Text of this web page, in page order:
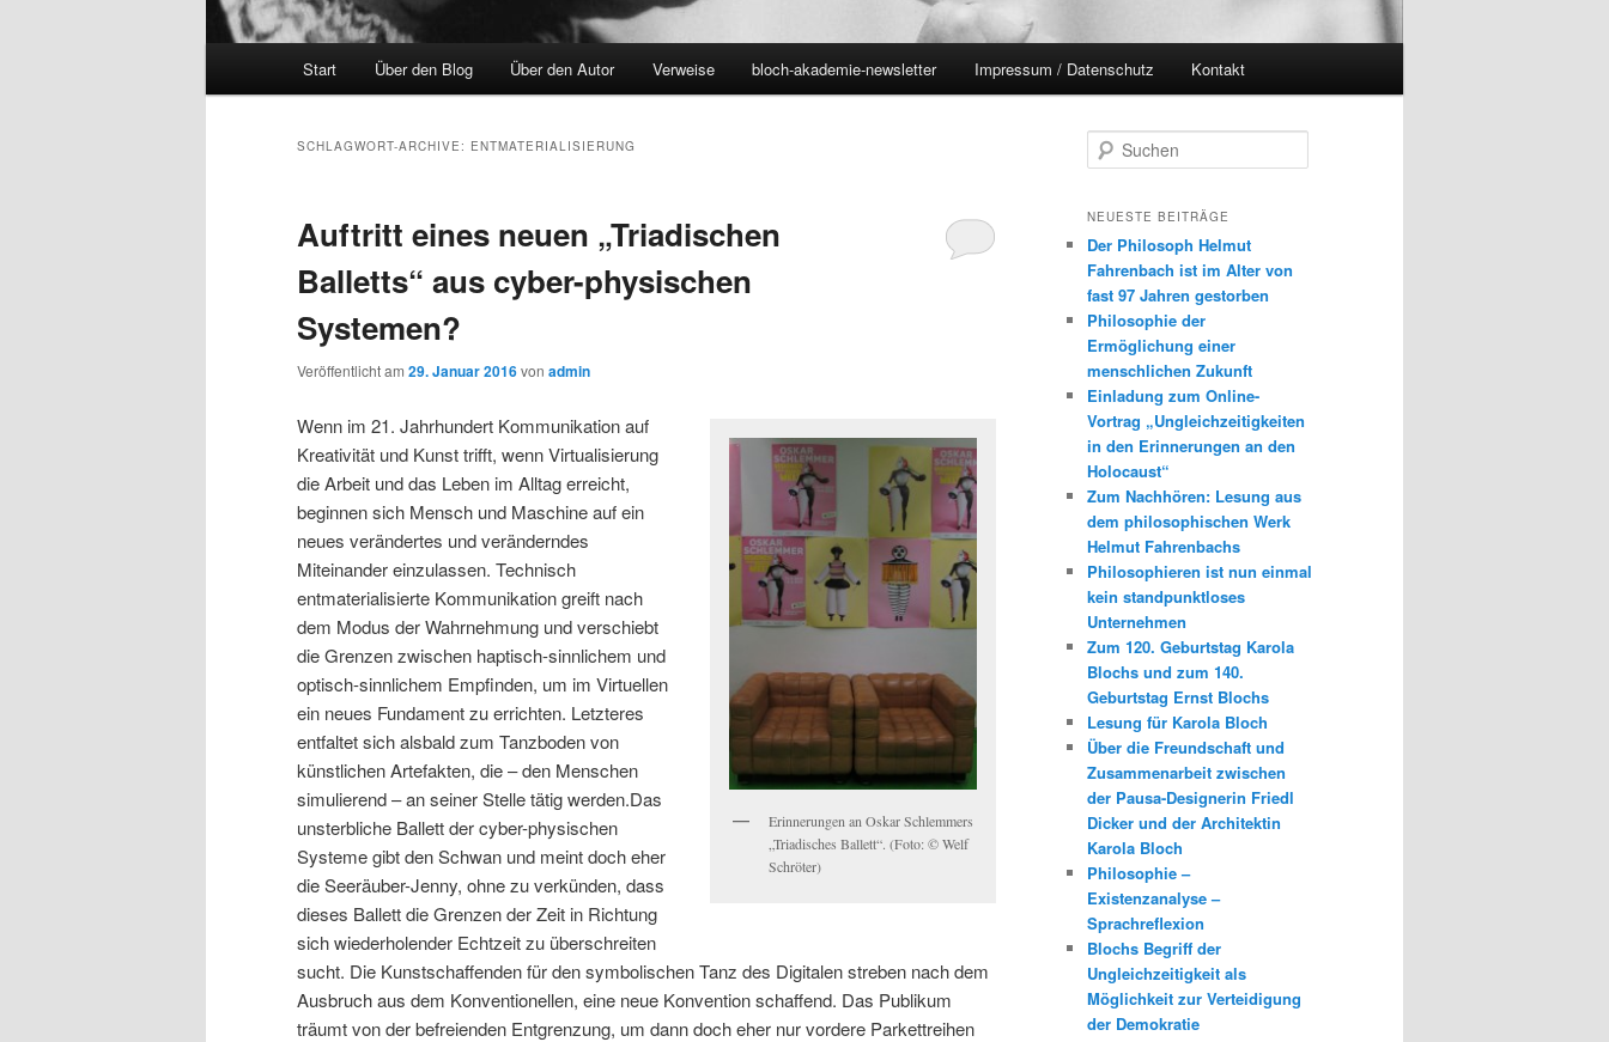
Start Über den Blog Über den Autor Verweise bloch-akademie-newsletter Impressum / Datenschutz Kontakt
SCHLAGWORT-ARCHIVE: ENTMATERIALISIERUNG
Auftritt eines neuen „Triadischen
Balletts“ aus cyber-physischen
Systemen?
Veröffentlicht am 29. Januar 2016von admin
Erinnerungen an Oskar Schlemmers
„Triadisches Ballett“. (Foto: © Welf
Schröter)
Wenn im 21. Jahrhundert Kommunikation auf
Kreativität und Kunst trifft, wenn Virtualisierung
die Arbeit und das Leben im Alltag erreicht,
beginnen sich Mensch und Maschine auf ein
neues verändertes und veränderndes
Miteinander einzulassen. Technisch
entmaterialisierte Kommunikation greift nach
dem Modus der Wahrnehmung und verschiebt
die Grenzen zwischen haptisch-sinnlichem und
optisch-sinnlichem Empfinden, um im Virtuellen
ein neues Fundament zu errichten. Letzteres
entfaltet sich alsbald zum Tanzboden von
künstlichen Artefakten, die – den Menschen
simulierend – an seiner Stelle tätig werden.Das
unsterbliche Ballett der cyber-physischen
Systeme gibt den Schwan und meint doch eher
die Seeräuber-Jenny, ohne zu verkünden, dass
dieses Ballett die Grenzen der Zeit in Richtung
sich wiederholender Echtzeit zu überschreiten
sucht. Die Kunstschaffenden für den symbolischen Tanz des Digitalen streben nach dem
Ausbruch aus dem Konventionellen, eine neue Konvention schaffend. Das Publikum
träumt von der befreienden Entgrenzung, um dann doch eher nur vordere Parkettreihen
u
h
n
NEUESTE BEITRÄGE
Der Philosoph Helmut
Fahrenbach ist im Alter von
fast 97 Jahren gestorben
Philosophie der
Ermöglichung einer
menschlichen Zukunft
Einladung zum Online-
Vortrag „Ungleichzeitigkeiten
in den Erinnerungen an den
Holocaust“
Zum Nachhören: Lesung aus
dem philosophischen Werk
Helmut Fahrenbachs
Philosophieren ist nun einmal
kein standpunktloses
Unternehmen
Zum 120. Geburtstag Karola
Blochs und zum 140.
Geburtstag Ernst Blochs
Lesung für Karola Bloch
Über die Freundschaft und
Zusammenarbeit zwischen
der Pausa-Designerin Friedl
Dicker und der Architektin
Karola Bloch
Philosophie –
Existenzanalyse –
Sprachreflexion
Blochs Begriff der
Ungleichzeitigkeit als
Möglichkeit zur Verteidigung
der Demokratie